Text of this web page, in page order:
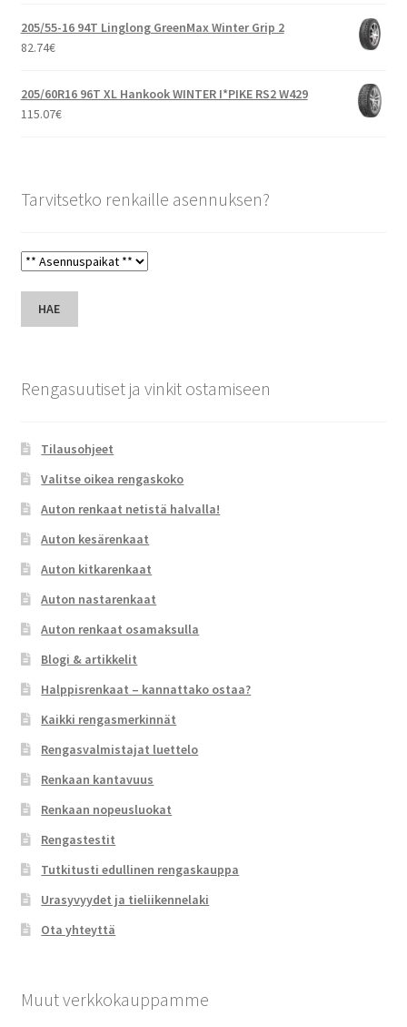
205/55-16 94T Linglong GreenMax Winter Grip 2
82.74€
205/60R16 96T XL Hankook WINTER I*PIKE RS2 W429
115.07€
Tarvitsetko renkaille asennuksen?
HAE
Rengasuutiset ja vinkit ostamiseen
Tilausohjeet
Valitse oikea rengaskoko
Auton renkaat netistä halvalla!
Auton kesärenkaat
Auton kitkarenkaat
Auton nastarenkaat
Auton renkaat osamaksulla
Blogi & artikkelit
Halppisrenkaat – kannattako ostaa?
Kaikki rengasmerkinnät
Rengasvalmistajat luettelo
Renkaan kantavuus
Renkaan nopeusluokat
Rengastestit
Tutkitusti edullinen rengaskauppa
Urasyvyydet ja tieliikennelaki
Ota yhteyttä
Muut verkkokauppamme